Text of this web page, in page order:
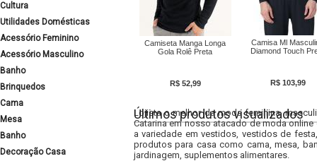
Cultura
Utilidades Domésticas
Acessório Feminino
Acessório Masculino
Banho
Brinquedos
Cama
Mesa
Banho
Decoração Casa
Camiseta Manga Longa
Gola Rolê Preta
R$ 52,99
Camisa Ml
Diamond Touch
R$ 103,99
Últimos produtos visualizados
Lojista o melhor da moda feminina,
Catarina em nosso atacado de moda
a variedade em vestidos, vestidos de
produtos para casa como cama, mesa,
jardinagem, suplementos alimentares.